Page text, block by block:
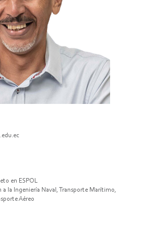
en ESPOL
a la Ingeniería Naval, Transporte Marítimo,
Aéreo